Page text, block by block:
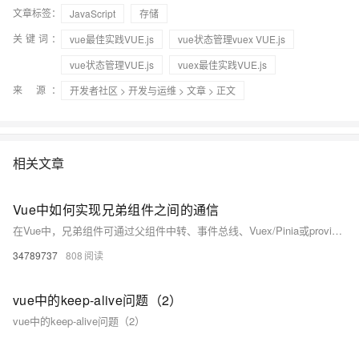
文章标签： JavaScript
存储
关键词：
vue最佳实践VUE.js
vue状态管理vuex VUE.js
vue状态管理VUE.js
vuex最佳实践VUE.js
来 源：
开发者社区 > 开发与运维 > 文章 > 正文
相关文章
Vue中如何实现兄弟组件之间的通信
在Vue中，兄弟组件可通过父组件中转、事件总线、Vuex/Pinia或provide/inject实现通信。小型项目推荐父组件中转或事件总线，大型项目建议使用Pinia等状态管理工具，确保数据流清晰可控，避免内存泄漏。
34789737 808
vue中的keep-alive问题（2）
vue中的keep-alive问题（2）